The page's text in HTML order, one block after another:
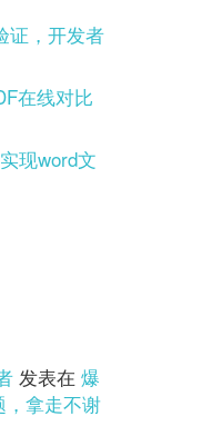
证，开发者
在线对比
现word文
发表在爆
，拿走不谢